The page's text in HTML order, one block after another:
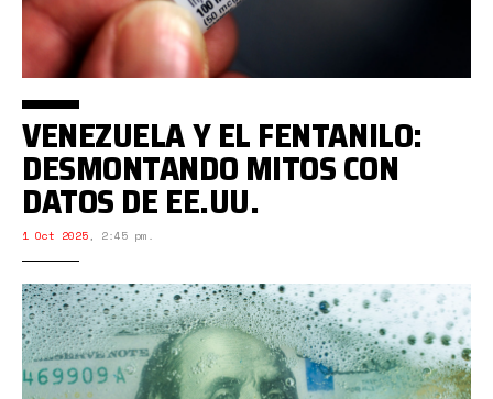
VENEZUELA Y EL FENTANILO:
DESMONTANDO MITOS CON
DATOS DE EE.UU.
1 Oct 2025, 2:45 pm.